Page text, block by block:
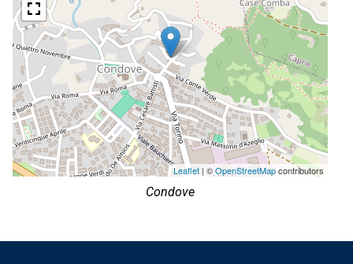
Leaflet | ©OpenStreetMapcontributors
Condove